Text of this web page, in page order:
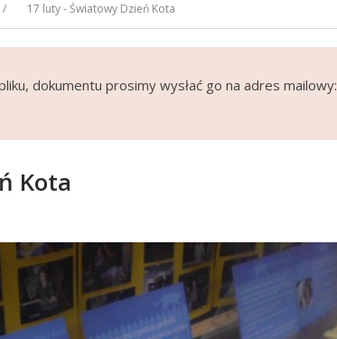
17 luty - Światowy Dzień Kota
dokumentu prosimy wysłać go na adres mailowy:
Kota